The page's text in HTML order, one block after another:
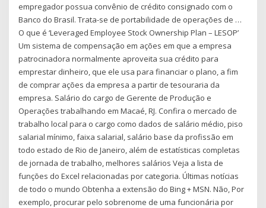
empregador possua convênio de crédito consignado com o
Banco do Brasil. Trata-se de portabilidade de operações de …
O que é ‘Leveraged Employee Stock Ownership Plan – LESOP’
Um sistema de compensação em ações em que a empresa
patrocinadora normalmente aproveita sua crédito para
emprestar dinheiro, que ele usa para financiar o plano, a fim
de comprar ações da empresa a partir de tesouraria da
empresa. Salário do cargo de Gerente de Produção e
Operações trabalhando em Macaé, RJ. Confira o mercado de
trabalho local para o cargo como dados de salário médio, piso
salarial mínimo, faixa salarial, salário base da profissão em
todo estado de Rio de Janeiro, além de estatísticas completas
de jornada de trabalho, melhores salários Veja a lista de
funções do Excel relacionadas por categoria. Últimas notícias
de todo o mundo Obtenha a extensão do Bing + MSN. Não, Por
exemplo, procurar pelo sobrenome de uma funcionária por